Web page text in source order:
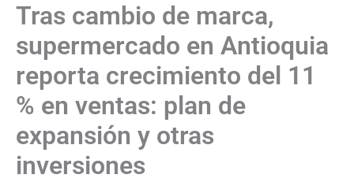
Tras cambio de marca,
supermercado en Antioquia
reporta crecimiento del 11
% en ventas: plan de
expansión y otras
inversiones